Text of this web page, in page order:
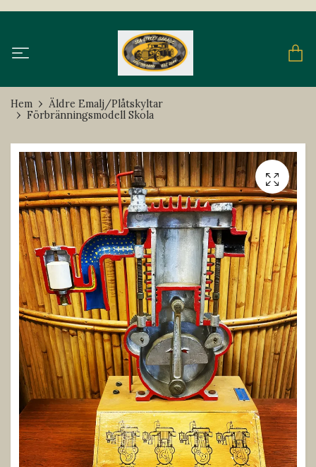
Hem
Äldre Emalj/Plåtskyltar
Förbränningsmodell Skola